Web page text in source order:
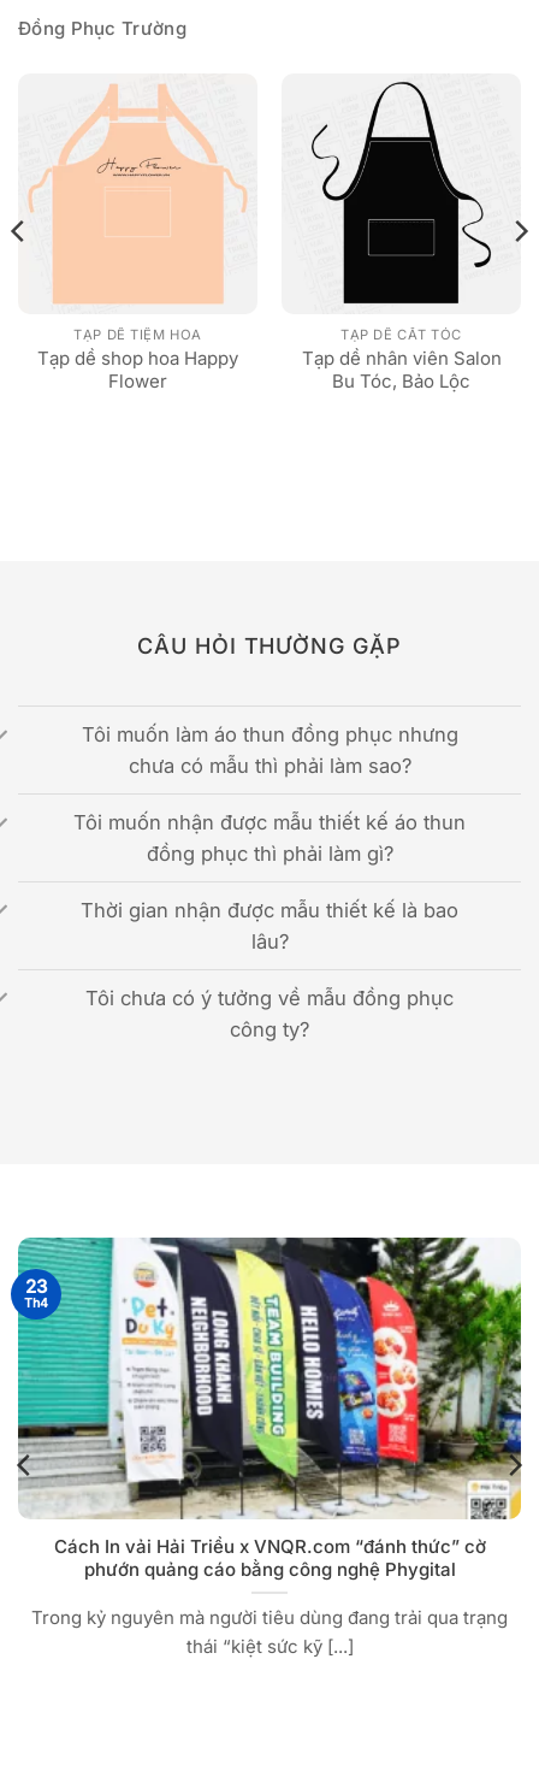
Đồng Phục Trường
TẠP DỀ TIỆM HOA
Tạp dề shop hoa Happy
Flower
TẠP DỀ CẮT TÓC
Tạp dề nhân viên Salon
Bu Tóc, Bảo Lộc
CÂU HỎI THƯỜNG GẶP
Tôi muốn làm áo thun đồng phục nhưng
chưa có mẫu thì phải làm sao?
Tôi muốn nhận được mẫu thiết kế áo thun
đồng phục thì phải làm gì?
Thời gian nhận được mẫu thiết kế là bao
lâu?
Tôi chưa có ý tưởng về mẫu đồng phục
công ty?
Cách In vải Hải Triều x VNQR.com “đánh thức” cờ
phướn quảng cáo bằng công nghệ Phygital
Trong kỷ nguyên mà người tiêu dùng đang trải qua trạng
thái “kiệt sức kỹ [...]
23
Th4